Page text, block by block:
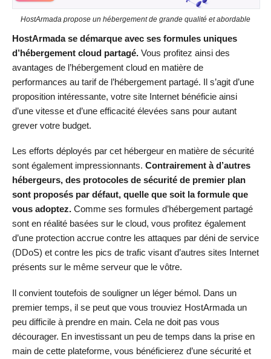
HostArmada propose un hébergement de grande qualité et abordable
HostArmada se démarque avec ses formules uniques
d’hébergement cloud partagé. Vous profitez ainsi des
avantages de l’hébergement cloud en matière de
performances au tarif de l’hébergement partagé. Il s’agit d’une
proposition intéressante, votre site Internet bénéficie ainsi
d’une vitesse et d’une efficacité élevées sans pour autant
grever votre budget.
Les efforts déployés par cet hébergeur en matière de sécurité
sont également impressionnants. Contrairement à d’autres
hébergeurs, des protocoles de sécurité de premier plan
sont proposés par défaut, quelle que soit la formule que
vous adoptez. Comme ses formules d’hébergement partagé
sont en réalité basées sur le cloud, vous profitez également
d’une protection accrue contre les attaques par déni de service
(DDoS) et contre les pics de trafic visant d’autres sites Internet
présents sur le même serveur que le vôtre.
Il convient toutefois de souligner un léger bémol. Dans un
premier temps, il se peut que vous trouviez HostArmada un
peu difficile à prendre en main. Cela ne doit pas vous
décourager. En investissant un peu de temps dans la prise en
main de cette plateforme, vous bénéficierez d’une sécurité et